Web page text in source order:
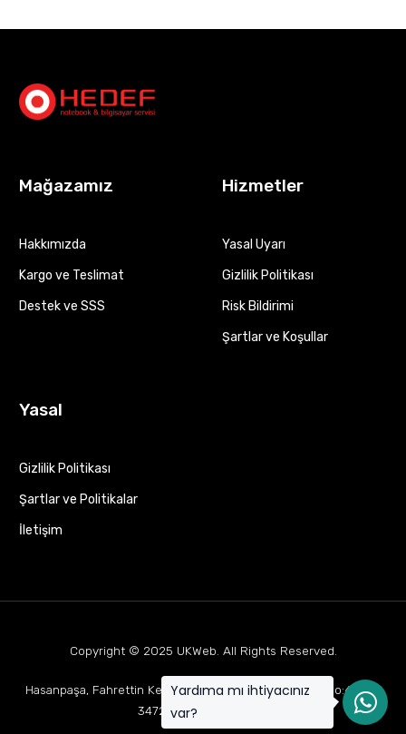
Mağazamız
Hakkımızda
Kargo ve Teslimat
Destek ve SSS
Hizmetler
Yasal Uyarı
Gizlilik Politikası
Risk Bildirimi
Şartlar ve Koşullar
Yasal
Gizlilik Politikası
Şartlar ve Politikalar
İletişim
Copyright © 2025 UKWeb . All Rights Reserved.
Hasanpaşa, Fahrettin Kerim Gökay Cd Mukaddes Apt No:63 D:1,
34722 Kadıköy/İstanbul
Yardıma mı ihtiyacınız
var?